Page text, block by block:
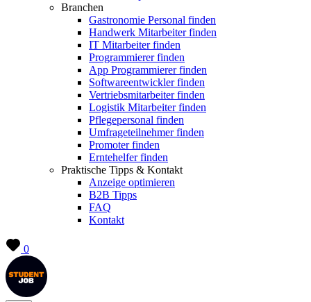
Branchen
Gastronomie Personal finden
Handwerk Mitarbeiter finden
IT Mitarbeiter finden
Programmierer finden
App Programmierer finden
Softwareentwickler finden
Vertriebsmitarbeiter finden
Logistik Mitarbeiter finden
Pflegepersonal finden
Umfrageteilnehmer finden
Promoter finden
Erntehelfer finden
Praktische Tipps & Kontakt
Anzeige optimieren
B2B Tipps
FAQ
Kontakt
0